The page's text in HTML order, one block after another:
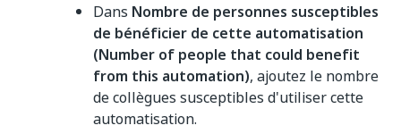
Dans Nombre de personnes susceptibles
de bénéficier de cette automatisation
(Number of people that could benefit
from this automation), ajoutez le nombre
de collègues susceptibles d'utiliser cette
automatisation.